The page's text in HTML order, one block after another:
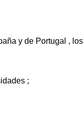
y de Portugal ,
;